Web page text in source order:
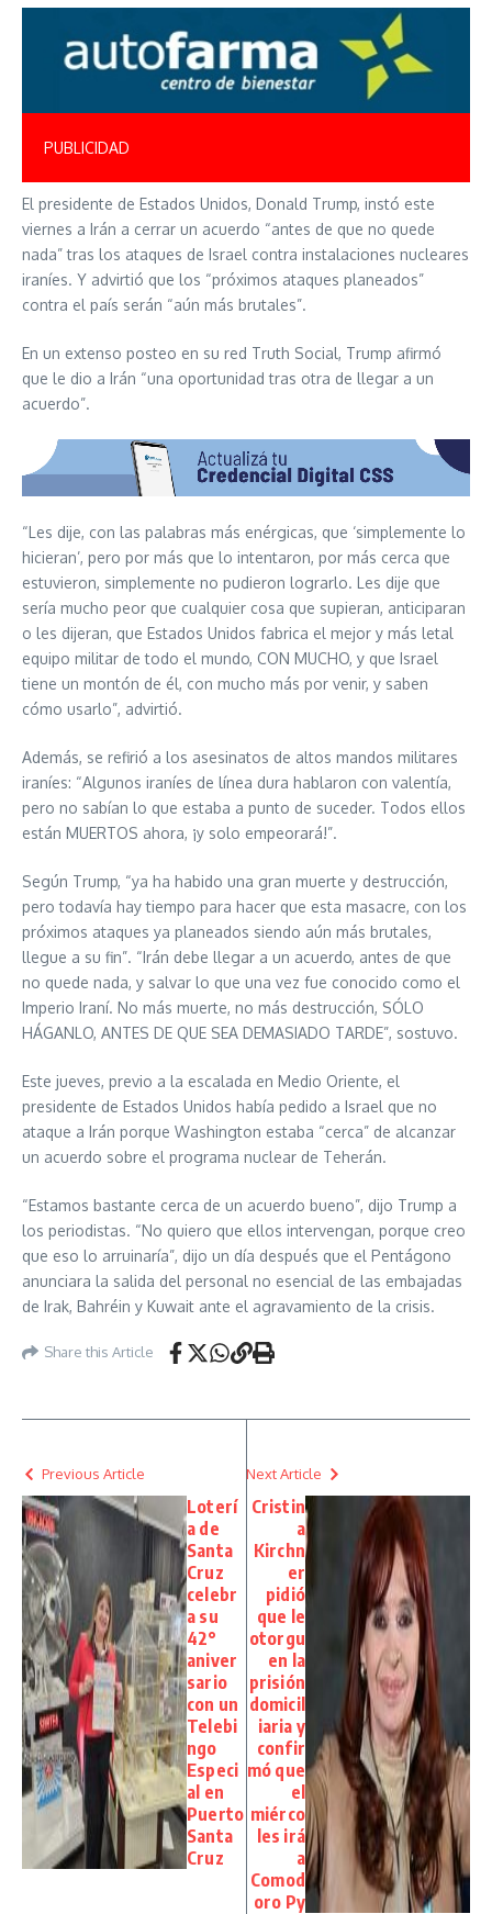
PUBLICIDAD
El presidente de Estados Unidos, Donald Trump, instó este
viernes a Irán a cerrar un acuerdo “antes de que no quede
nada” tras los ataques de Israel contra instalaciones nucleares
iraníes. Y advirtió que los “próximos ataques planeados”
contra el país serán “aún más brutales”.
En un extenso posteo en su red Truth Social, Trump afirmó
que le dio a Irán “una oportunidad tras otra de llegar a un
acuerdo”.
“Les dije, con las palabras más enérgicas, que ‘simplemente lo
hicieran’, pero por más que lo intentaron, por más cerca que
estuvieron, simplemente no pudieron lograrlo. Les dije que
sería mucho peor que cualquier cosa que supieran, anticiparan
o les dijeran, que Estados Unidos fabrica el mejor y más letal
equipo militar de todo el mundo, CON MUCHO, y que Israel
tiene un montón de él, con mucho más por venir, y saben
cómo usarlo”, advirtió.
Además, se refirió a los asesinatos de altos mandos militares
iraníes: “Algunos iraníes de línea dura hablaron con valentía,
pero no sabían lo que estaba a punto de suceder. Todos ellos
están MUERTOS ahora, ¡y solo empeorará!”.
Según Trump, “ya ha habido una gran muerte y destrucción,
pero todavía hay tiempo para hacer que esta masacre, con los
próximos ataques ya planeados siendo aún más brutales,
llegue a su fin”. “Irán debe llegar a un acuerdo, antes de que
no quede nada, y salvar lo que una vez fue conocido como el
Imperio Iraní. No más muerte, no más destrucción, SÓLO
HÁGANLO, ANTES DE QUE SEA DEMASIADO TARDE”, sostuvo.
Este jueves, previo a la escalada en Medio Oriente, el
presidente de Estados Unidos había pedido a Israel que no
ataque a Irán porque Washington estaba “cerca” de alcanzar
un acuerdo sobre el programa nuclear de Teherán.
“Estamos bastante cerca de un acuerdo bueno”, dijo Trump a
los periodistas. “No quiero que ellos intervengan, porque creo
que eso lo arruinaría”, dijo un día después que el Pentágono
anunciara la salida del personal no esencial de las embajadas
de Irak, Bahréin y Kuwait ante el agravamiento de la crisis.
Share this Article
Previous Article
Loterí
a de
Santa
Cruz
celebr
a su
42°
aniver
sario
con un
Telebi
ngo
Especi
al en
Puerto
Santa
Cruz
Next Article
Cristin
a
Kirchn
er
pidió
que le
otorgu
en la
prisión
domicil
iaria y
confir
mó que
el
miérco
les irá
a
Comod
oro Py